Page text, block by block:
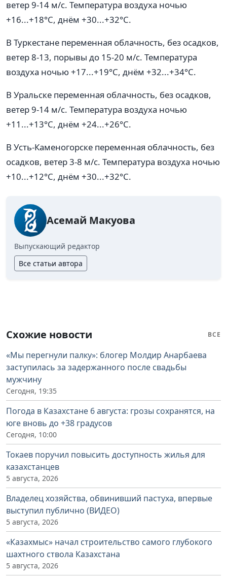
ветер 9-14 м/с. Температура воздуха ночью
+16...+18°C, днём +30...+32°C.
В Туркестане переменная облачность, без осадков,
ветер 8-13, порывы до 15-20 м/с. Температура
воздуха ночью +17...+19°C, днём +32...+34°C.
В Уральске переменная облачность, без осадков,
ветер 9-14 м/с. Температура воздуха ночью
+11...+13°C, днём +24...+26°C.
В Усть-Каменогорске переменная облачность, без
осадков, ветер 3-8 м/с. Температура воздуха ночью
+10...+12°C, днём +30...+32°C.
Асемай Макуова
Выпускающий редактор
Все статьи автора
Схожие новости ВСЕ
«Мы перегнули палку»: блогер Молдир Анарбаева
заступилась за задержанного после свадьбы
мужчину
Сегодня, 19:35
Погода в Казахстане 6 августа: грозы сохранятся, на
юге вновь до +38 градусов
Сегодня, 10:00
Токаев поручил повысить доступность жилья для
казахстанцев
5 августа, 2026
Владелец хозяйства, обвинивший пастуха, впервые
выступил публично (ВИДЕО)
5 августа, 2026
«Казахмыс» начал строительство самого глубокого
шахтного ствола Казахстана
5 августа, 2026